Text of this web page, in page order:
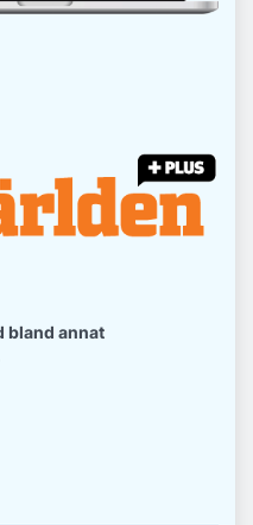
bland annat